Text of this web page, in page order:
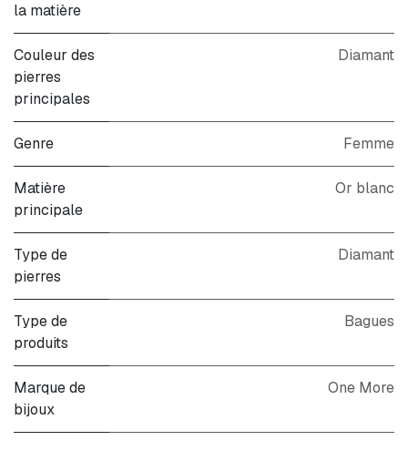
la matière
Couleur des
pierres
principales
Diamant
Genre Femme
Matière
principale
Or blanc
Type de
pierres
Diamant
Type de
produits
Bagues
Marque de
bijoux
One More